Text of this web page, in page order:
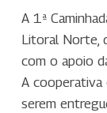
A 1ª
Litoral Norte,
com o apoio
A cooperativa
serem